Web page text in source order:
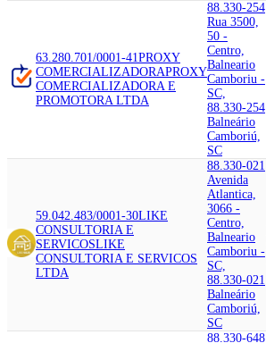
63.280.701/0001-41PROXY
COMERCIALIZADORAPROXY
COMERCIALIZADORA E
PROMOTORA LTDA
88.330-254
Rua 3500,
50 -
Centro,
Balneario
Camboriu -
SC,
88.330-254
Balneário
Camboriú,
SC
59.042.483/0001-30LIKE
CONSULTORIA E
SERVICOSLIKE
CONSULTORIA E SERVICOS
LTDA
88.330-021
Avenida
Atlantica,
3066 -
Centro,
Balneario
Camboriu -
SC,
88.330-021
Balneário
Camboriú,
SC
88.330-648